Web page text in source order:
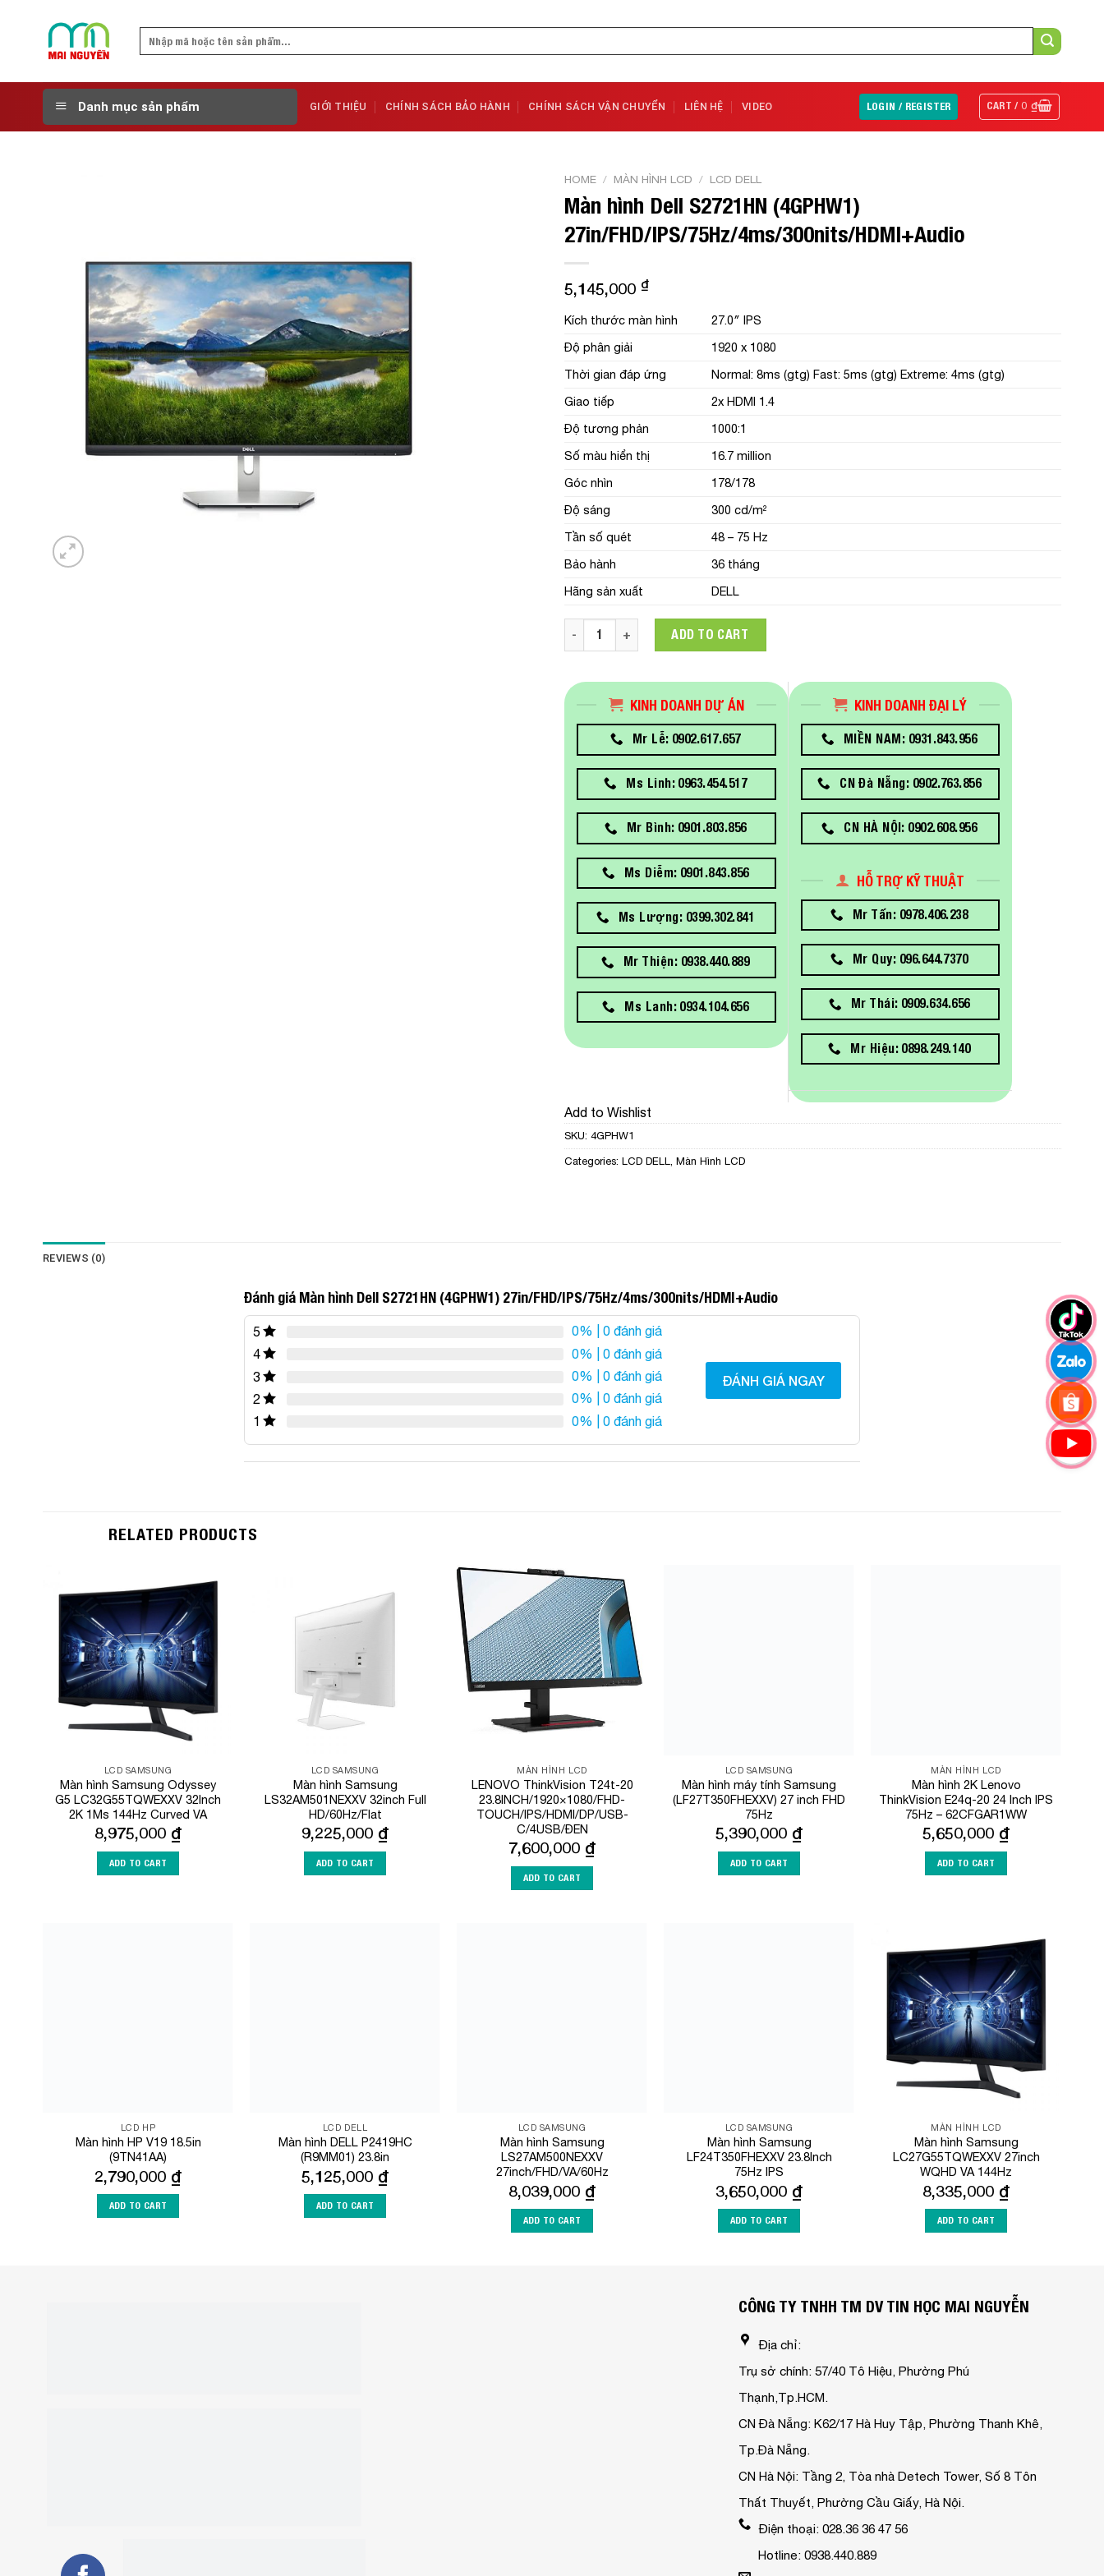
Search
Danh mục sản phẩm GIỚI THIỆU CHÍNH SÁCH BẢO HÀNH CHÍNH SÁCH VẬN CHUYỂN LIÊN HỆ VIDEO LOGIN / REGISTER CART /0₫
HOME / MÀN HÌNH LCD / LCD DELL
Màn hình Dell S2721HN (4GPHW1)
27in/FHD/IPS/75Hz/4ms/300nits/HDMI+Audio
5,145,000 ₫
Kích thước màn hình
27.0″ IPS
Độ phân giải
1920 x 1080
Thời gian đáp ứng
Normal: 8ms (gtg) Fast: 5ms (gtg) Extreme: 4ms (gtg)
Giao tiếp
2x HDMI 1.4
Độ tương phản
1000:1
Số màu hiển thị
16.7 million
Góc nhìn
178/178
Độ sáng
300 cd/m²
Tần số quét
48 – 75 Hz
Bảo hành
36 tháng
Hãng sản xuất
DELL
Màn hình Dell S2721HN (4GPHW1) 27in/FHD/IPS/75Hz/4ms/300nits/HDMI+Audio quantity
ADD TO CART
KINH DOANH DỰ ÁN
Mr Lễ: 0902.617.657
Ms Linh: 0963.454.517
Mr Bình: 0901.803.856
Ms Diễm: 0901.843.856
Ms Lượng: 0399.302.841
Mr Thiện: 0938.440.889
Ms Lanh: 0934.104.656
KINH DOANH ĐẠI LÝ
MIỀN NAM: 0931.843.956
CN Đà Nẵng: 0902.763.856
CN HÀ NỘI: 0902.608.956
HỖ TRỢ KỸ THUẬT
Mr Tấn: 0978.406.238
Mr Quy: 096.644.7370
Mr Thái: 0909.634.656
Mr Hiệu: 0898.249.140
Add to Wishlist
SKU: 4GPHW1
Categories: LCD DELL Màn Hình LCD
REVIEWS (0)
Đánh giá Màn hình Dell S2721HN (4GPHW1) 27in/FHD/IPS/75Hz/4ms/300nits/HDMI+Audio
5 0% | 0 đánh giá
4
0% | 0 đánh giá
3
0% | 0 đánh giá
2
0% | 0 đánh giá
1
0% | 0 đánh giá
ĐÁNH GIÁ NGAY
RELATED PRODUCTS
Add to
Wishlist
LCD SAMSUNG
Màn hình Samsung Odyssey
G5 LC32G55TQWEXXV 32Inch
2K 1Ms 144Hz Curved VA
8,975,000 ₫
ADD TO CART
LCD SAMSUNG
Màn hình Samsung
LS32AM501NEXXV 32inch Full
HD/60Hz/Flat
9,225,000 ₫
ADD TO CART
Add to
Wishlist
MÀN HÌNH LCD
LENOVO ThinkVision T24t-20
23.8INCH/1920×1080/FHD-
TOUCH/IPS/HDMI/DP/USB-
C/4USB/ĐEN
7,600,000 ₫
ADD TO CART
LCD SAMSUNG
Màn hình máy tính Samsung
(LF27T350FHEXXV) 27 inch FHD
75Hz
5,390,000 ₫
ADD TO CART
MÀN HÌNH LCD
Màn hình 2K Lenovo
ThinkVision E24q-20 24 Inch IPS
75Hz – 62CFGAR1WW
5,650,000 ₫
ADD TO CART
LCD HP
Màn hình HP V19 18.5in
(9TN41AA)
2,790,000 ₫
ADD TO CART
LCD DELL
Màn hình DELL P2419HC
(R9MM01) 23.8in
5,125,000 ₫
ADD TO CART
LCD SAMSUNG
Màn hình Samsung
LS27AM500NEXXV
27inch/FHD/VA/60Hz
8,039,000 ₫
ADD TO CART
LCD SAMSUNG
Màn hình Samsung
LF24T350FHEXXV 23.8Inch
75Hz IPS
3,650,000 ₫
ADD TO CART
Add to
Wishlist
MÀN HÌNH LCD
Màn hình Samsung
LC27G55TQWEXXV 27inch
WQHD VA 144Hz
8,335,000 ₫
ADD TO CART
CÔNG TY TNHH TM DV TIN HỌC MAI NGUYỄN
Địa chỉ:
Trụ sở chính: 57/40 Tô Hiệu, Phường Phú
Thạnh,Tp.HCM.
CN Đà Nẵng: K62/17 Hà Huy Tập, Phường Thanh Khê,
Tp.Đà Nẵng.
CN Hà Nội: Tầng 2, Tòa nhà Detech Tower, Số 8 Tôn
Thất Thuyết, Phường Cầu Giấy, Hà Nội.
Điện thoại: 028.36 36 47 56
Hotline: 0938.440.889